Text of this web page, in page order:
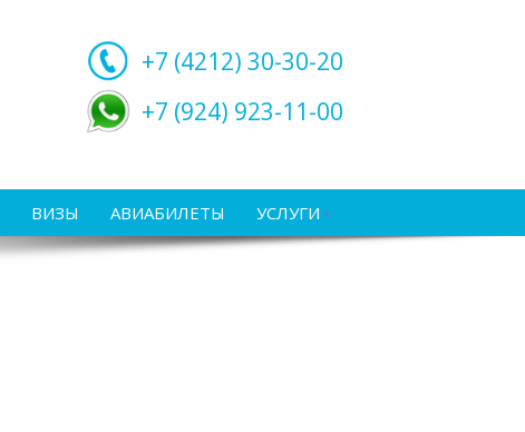
+7 (4212) 30-30-20
+7 (924) 923-11-00
ВИЗЫ АВИАБИЛЕТЫ УСЛУГИ